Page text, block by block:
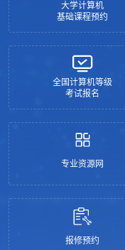
大学计算机
基础课程预约
全国计算机等级
考试报名
专业资源网
报修预约